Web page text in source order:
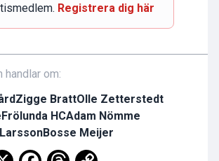
Registrera dig här
handlar om:
Zigge BrattOlle Zetterstedt
Frölunda HCAdam Nömme
Bosse Meijer